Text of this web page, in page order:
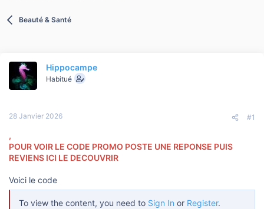
e
a
d
c
s
i
o
e
b
u
Beauté & Santé
Hippocampe
Habitué
28 Janvier 2026 #1
,
POUR VOIR LE CODE PROMO POSTE UNE REPONSE PUIS
REVIENS ICI LE DECOUVRIR
Voici le code
To view the content, you need to Sign In or Register.